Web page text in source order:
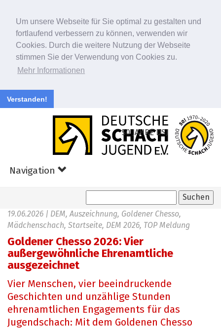
Um unsere Webseite für Sie optimal zu gestalten und
fortlaufend verbessern zu können, verwenden wir
Cookies. Durch die weitere Nutzung der Webseite
stimmen Sie der Verwendung von Cookies zu.
Mehr Informationen
Verstanden!
Navigation
50 JAHRE DSJ
19.06.2026 | DEM, Auszeichnung, Goldener Chesso,
Mädchenschach, Startseite, DEM 2026, TOP Meldung
Goldener Chesso 2026: Vier
außergewöhnliche Ehrenamtliche
ausgezeichnet
Vier Menschen, vier beeindruckende
Geschichten und unzählige Stunden
ehrenamtlichen Engagements für das
Jugendschach: Mit dem Goldenen Chesso